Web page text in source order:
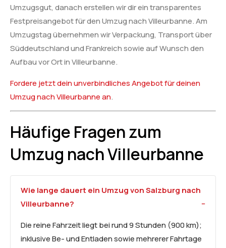
Umzugsgut, danach erstellen wir dir ein transparentes
Festpreisangebot für den Umzug nach Villeurbanne. Am
Umzugstag übernehmen wir Verpackung, Transport über
Süddeutschland und Frankreich sowie auf Wunsch den
Aufbau vor Ort in Villeurbanne.
Fordere jetzt dein unverbindliches Angebot für deinen
Umzug nach Villeurbanne an.
Häufige Fragen zum
Umzug nach Villeurbanne
Wie lange dauert ein Umzug von Salzburg nach
Villeurbanne?
Die reine Fahrzeit liegt bei rund 9 Stunden (900 km);
inklusive Be- und Entladen sowie mehrerer Fahrtage